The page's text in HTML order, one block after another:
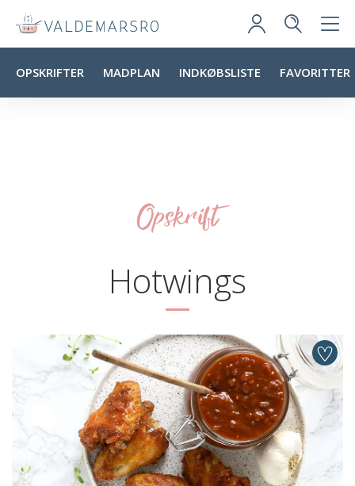
OPSKRIFTER MADPLAN INDKØBSLISTE FAVORITTER
Opskrift
Hotwings